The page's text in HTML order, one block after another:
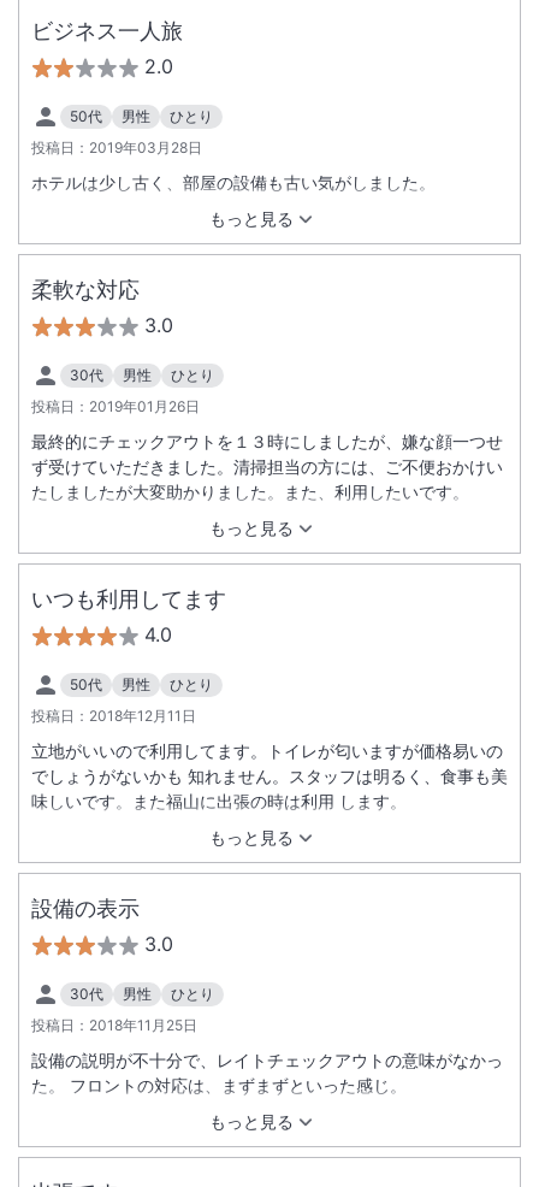
ビジネス一人旅
2.0
50代 男性
ひとり
投稿日： 2019年03月28日
もっと見る
ホテルは少し古く、部屋の設備も古い気がしました。
柔軟な対応
3.0
30代 男性
ひとり
投稿日： 2019年01月26日
もっと見る
最終的にチェックアウトを１３時にしましたが、嫌な顔一つせ
ず受けていただきました。清掃担当の方には、ご不便おかけい
たしましたが大変助かりました。また、利用したいです。
いつも利用してます
4.0
50代 男性
ひとり
投稿日： 2018年12月11日
もっと見る
立地がいいので利用してます。トイレが匂いますが価格易いの
でしょうがないかも 知れません。スタッフは明るく、食事も美
味しいです。また福山に出張の時は利用 します。
設備の表示
3.0
30代 男性
ひとり
投稿日： 2018年11月25日
もっと見る
設備の説明が不十分で、レイトチェックアウトの意味がなかっ
た。 フロントの対応は、まずまずといった感じ。